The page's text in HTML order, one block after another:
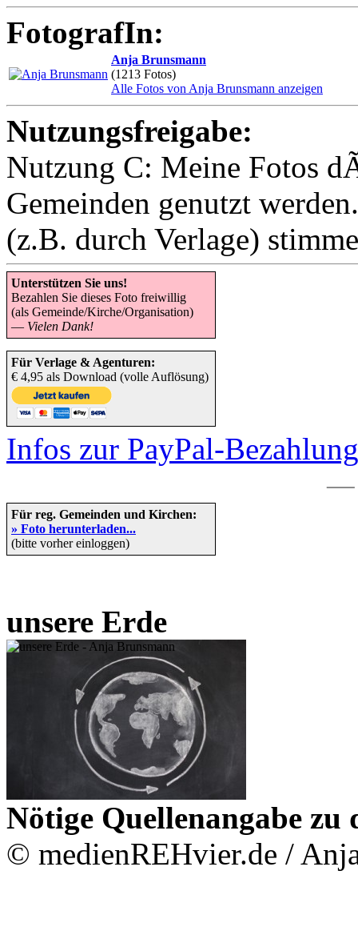
FotografIn:
Anja Brunsmann
(1213 Fotos)
Alle Fotos von Anja Brunsmann anzeigen
Nutzungsfreigabe:
Nutzung C: Meine Fotos
Gemeinden genutzt
(z.B. durch Verlage)
Unterstützen Sie uns!
Bezahlen Sie dieses Foto freiwillig
(als Gemeinde/Kirche/Organisation)
— Vielen Dank!
Für Verlage & Agenturen:
€ 4,95 als Download (volle Auflösung)
Infos zur PayPal-Bezahlung
—
Für reg. Gemeinden und Kirchen:
» Foto herunterladen...
(bitte vorher einloggen)
unsere Erde
Nötige Quellenangabe zu
© medienREHvier.de /